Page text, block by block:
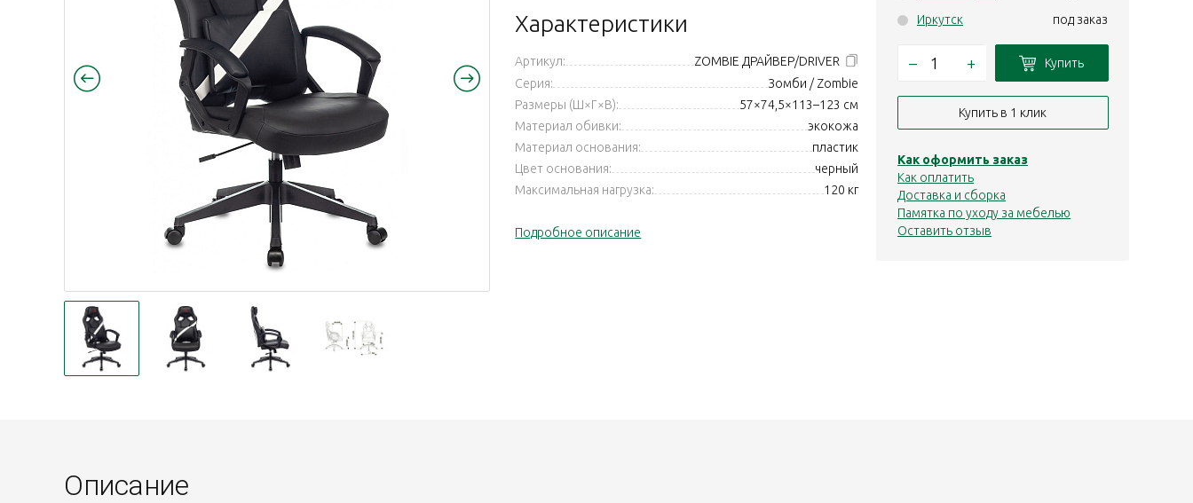
Характеристики
Артикул:
ZOMBIE ДРАЙВЕР/DRIVER
Серия:
Зомби / Zombie
Размеры (Ш×Г×В):
57×74,5×113–123 см
Материал обивки:
экокожа
Материал основания:
пластик
Цвет основания:
черный
Максимальная нагрузка:
120 кг
Подробное описание
Иркутск
под заказ
– + Купить
Купить в 1 клик
Как оформить заказ
Как оплатить
Доставка и сборка
Памятка по уходу за мебелью
Оставить отзыв
Описание